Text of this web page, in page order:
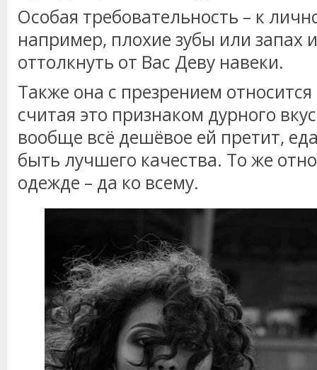
Особая требовательность – к
например, плохие зубы или запах
оттолкнуть от Вас Деву навеки.
Также она с презрением
считая это признаком дурного
вообще всё дешёвое ей претит,
быть лучшего качества. То же
одежде – да ко всему.